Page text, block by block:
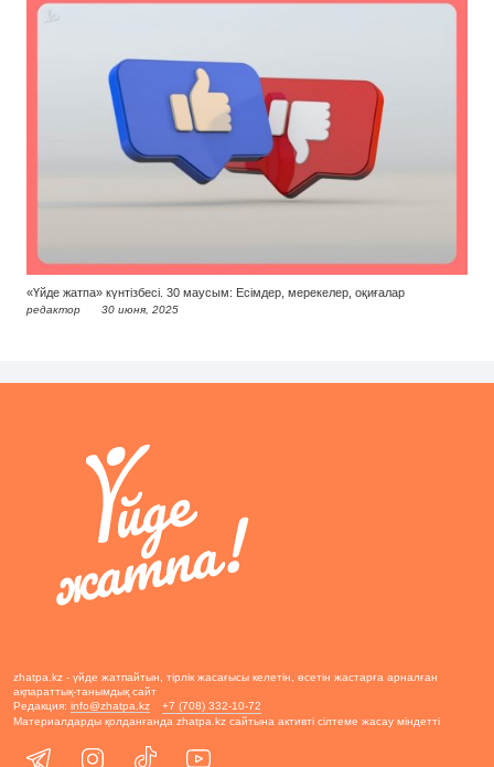
«Үйде жатпа» күнтізбесі. 30 маусым: Есімдер, мерекелер, оқиғалар
редактор 30 июня, 2025
zhatpa.kz - үйде жатпайтын, тірлік жасағысы келетін, өсетін жастарға арналған
ақпараттық-танымдық сайт
Редакция: info@zhatpa.kz
+7 (708) 332-10-72
Материалдарды қолданғанда zhatpa.kz сайтына активті сілтеме жасау міндетті